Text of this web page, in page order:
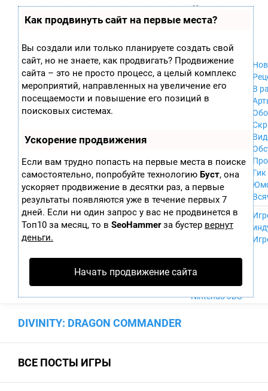
Как продвинуть сайт на первые места?
Вы создали или только планируете создать свой
сайт, но не знаете, как продвигать? Продвижение
сайта – это не просто процесс, а целый комплекс
мероприятий, направленных на увеличение его
посещаемости и повышение его позиций в
поисковых системах.
Ускорение продвижения
Если вам трудно попасть на первые места в поиске
самостоятельно, попробуйте технологию Буст, она
ускоряет продвижение в десятки раз, а первые
результаты появляются уже в течение первых 7
дней. Если ни один запрос у вас не продвинется в
Топ10 за месяц, то в SeoHammerза бустер вернут
деньги.
Начать продвижение сайта
играх
П
ла
ф
ор
м
ы
Xbox 360
Xbox
GameCube
PS2
PS3
Android
iPhone, iPod,
iPad
MacOS
Sega Mega Drive
NES
Wii U
PS4
Xbox One
Nintendo 3DS
В
Гик
DIVINITY: DRAGON COMMANDER
ВСЕ ПОСТЫ ИГРЫ